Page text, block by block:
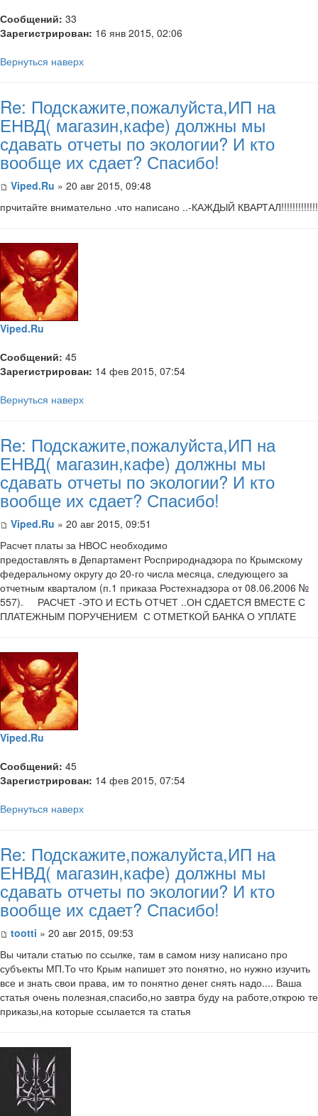
Сообщений: 33
Зарегистрирован: 16 янв 2015, 02:06
Вернуться наверх
Re: Подскажите,пожалуйста,ИП на
ЕНВД( магазин,кафе) должны мы
сдавать отчеты по экологии? И кто
вообще их сдает? Спасибо!
Viped.Ru » 20 авг 2015, 09:48
прчитайте внимательно .что написано ..-КАЖДЫЙ КВАРТАЛ!!!!!!!!!!!!!
Viped.Ru
Сообщений: 45
Зарегистрирован: 14 фев 2015, 07:54
Вернуться наверх
Re: Подскажите,пожалуйста,ИП на
ЕНВД( магазин,кафе) должны мы
сдавать отчеты по экологии? И кто
вообще их сдает? Спасибо!
Viped.Ru » 20 авг 2015, 09:51
Расчет платы за НВОС необходимо
предоставлять в Департамент Росприроднадзора по Крымскому
федеральному округу до 20-го числа месяца, следующего за
отчетным кварталом (п.1 приказа Ростехнадзора от 08.06.2006 №
557). РАСЧЕТ -ЭТО И ЕСТЬ ОТЧЕТ ..ОН СДАЕТСЯ ВМЕСТЕ С
ПЛАТЕЖНЫМ ПОРУЧЕНИЕМ С ОТМЕТКОЙ БАНКА О УПЛАТЕ
Viped.Ru
Сообщений: 45
Зарегистрирован: 14 фев 2015, 07:54
Вернуться наверх
Re: Подскажите,пожалуйста,ИП на
ЕНВД( магазин,кафе) должны мы
сдавать отчеты по экологии? И кто
вообще их сдает? Спасибо!
tootti » 20 авг 2015, 09:53
Вы читали статью по ссылке, там в самом низу написано про
субъекты МП.То что Крым напишет это понятно, но нужно изучить
все и знать свои права, им то понятно денег снять надо.... Ваша
статья очень полезная,спасибо,но завтра буду на работе,открою те
приказы,на которые ссылается та статья